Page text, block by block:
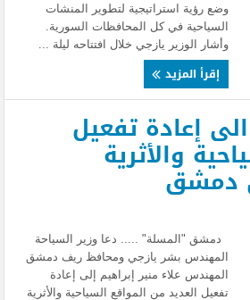
وضع رؤية استراتيجية لتطوير المنشات
السياحية في كل المحافظات السورية.
وأشار الوزير يازجي خلال افتتاحه ليلة ...
إقرأ المزيد
إعادة تفعيل
والأثرية
دمشق
دمشق "المسلة" ..... دعا وزير السياحة
المهندس بشر يازجي ومحافظ ريف دمشق
المهندس علاء منير إبراهيم إلى إعادة
تفعيل العديد من المواقع السياحية والأثرية